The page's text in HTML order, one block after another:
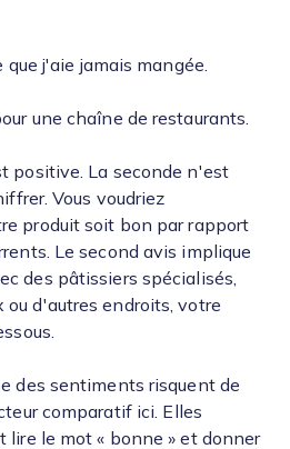
j'aie jamais mangée.
une chaîne de restaurants.
positive. La seconde n'est
Vous voudriez
produit soit bon par rapport
Le second avis implique
des pâtissiers spécialisés,
ou d'autres endroits, votre
des sentiments risquent de
comparatif ici. Elles
lire le mot « bonne » et donner